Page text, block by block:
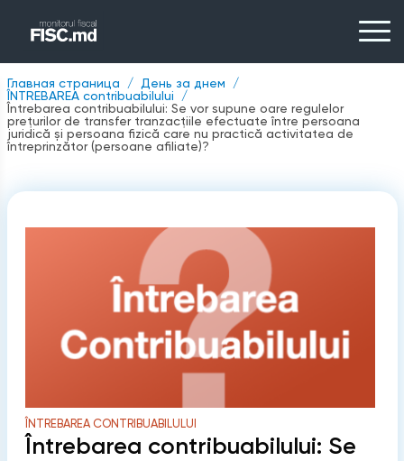
Главная страница
День за днем
ÎNTREBAREA contribuabilului
Întrebarea contribuabilului: Se vor supune oare regulelor
prețurilor de transfer tranzacțiile efectuate între persoana
juridică și persoana fizică care nu practică activitatea de
întreprinzător (persoane afiliate)?
ÎNTREBAREA CONTRIBUABILULUI
Întrebarea contribuabilului: Se